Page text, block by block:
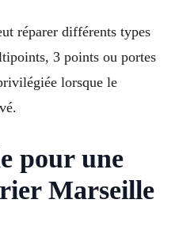
réparer différents types
3 points ou portes
lorsque le
pour une
Marseille